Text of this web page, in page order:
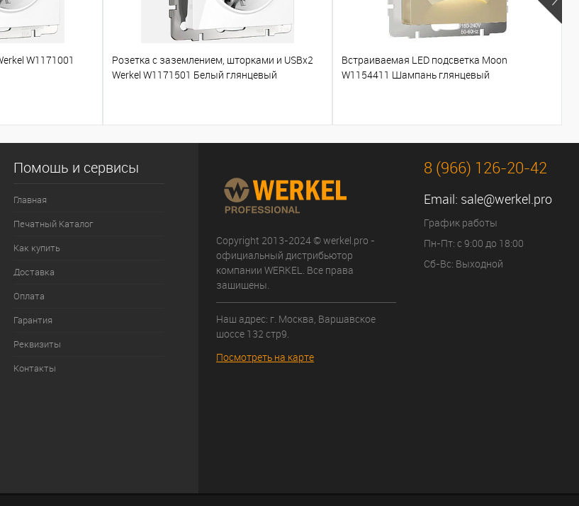
W1171001
Розетка с заземлением, шторками и USBх2
Werkel W1171501 Белый глянцевый
Встраиваемая LED подсветка Moon
W1154411 Шампань глянцевый
Помощь и сервисы
Главная
Печатный Каталог
Как купить
Доставка
Оплата
Гарантия
Реквизиты
Контакты
Copyright 2013-2024 © werkel.pro -
официальный дистрибьютор
компании WERKEL. Все права
защищены.
Наш адрес: г. Москва, Варшавское
шоссе 132 стр9.
Посмотреть на карте
8 (966) 126-20-42
Email: sale@werkel.pro
График работы
Пн-Пт: с 9:00 до 18:00
Сб-Вс: Выходной